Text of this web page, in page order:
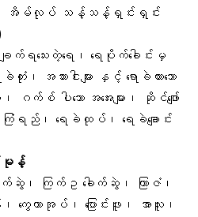
၊ အိမ်လုပ် သန့်သန့်ရှင်းရှင်း
က်ရသေးတဲ့ရေ၊ ရေပိုက်ခေါင်းမှ
၊ အသားငါးများ နှင့် ရောခဲထားသော
က်စ် ပါသော အအေးများ၊ ဆိုင်ဖျော်
း၊ ကြံရည်၊ ရေခဲထုပ်၊ ရေခဲချောင်း
မုန့်
ါက်ဆွဲ၊ ကြက်ဥ ခေါက်ဆွဲ၊ ကြာဇံ၊
ကွေကာအုပ် ၊ ပြောင်းဖူး၊ အာလူး၊